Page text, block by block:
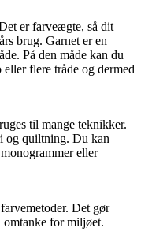
er farveægte, så dit
brug. Garnet er en
På den måde kan du
flere tråde og dermed
til mange teknikker.
og quiltning. Du kan
eller
Det gør
omtanke for miljøet.